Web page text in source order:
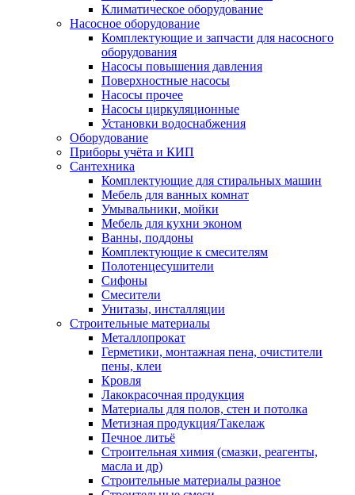
Климатическое оборудование
Насосное оборудование
Комплектующие и запчасти для насосного
оборудования
Насосы повышения давления
Поверхностные насосы
Насосы прочее
Насосы циркуляционные
Установки водоснабжения
Оборудование
Приборы учёта и КИП
Сантехника
Комплектующие для стиральных машин
Мебель для ванных комнат
Умывальники, мойки
Мебель для кухни эконом
Ванны, поддоны
Комплектующие к смесителям
Полотенцесушители
Сифоны
Смесители
Унитазы, инсталляции
Строительные материалы
Металлопрокат
Герметики, монтажная пена, очистители
пены, клеи
Кровля
Лакокрасочная продукция
Материалы для полов, стен и потолка
Метизная продукция/Такелаж
Печное литьё
Строительная химия (смазки, реагенты,
масла и др)
Строительные материалы разное